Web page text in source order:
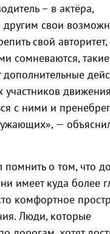
– в актёра,
свои
свой авторитет,
сомневаются,
участников движения
с ними и
—
помнить о том, что
имеет куда более
комфортное
Люди, которые